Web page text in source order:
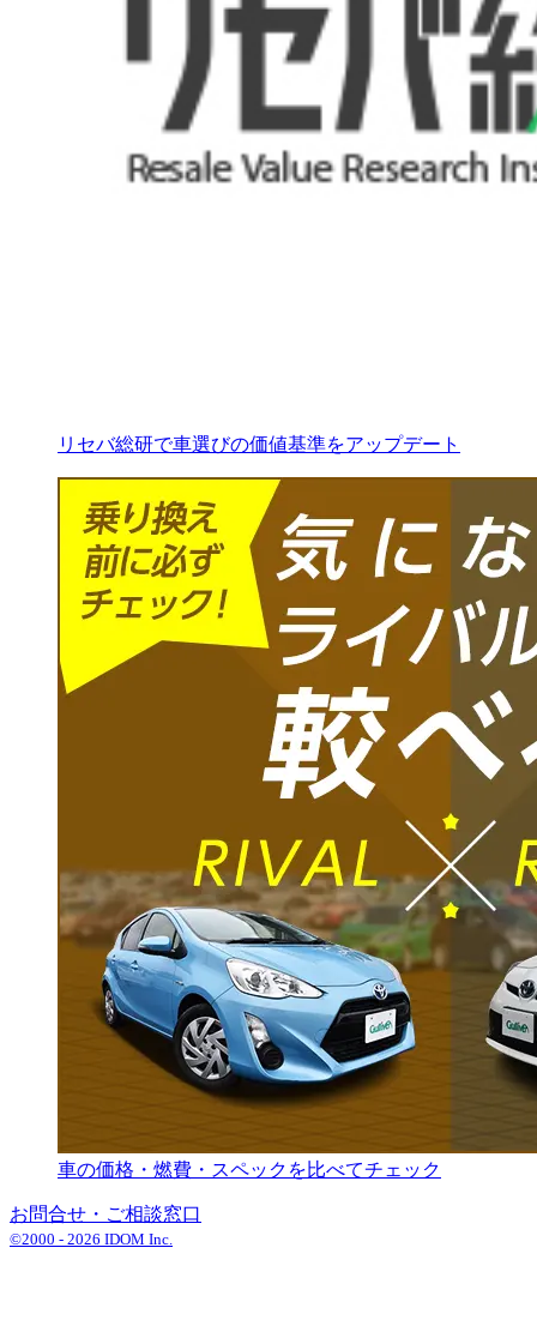
リセバ総研で車選びの価値基準をアップデート
車の価格・燃費・スペックを比べてチェック
お問合せ・ご相談窓口
©2000 - 2026 IDOM Inc.